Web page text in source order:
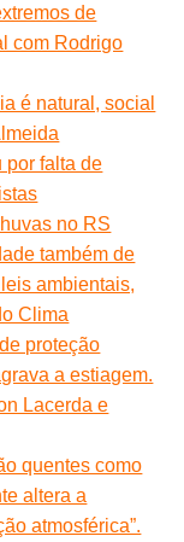
de
com Rodrigo
é natural, social
por falta de
no RS
também de
ambientais,
Clima
proteção
a estiagem.
Lacerda e
quentes como
altera a
atmosférica”.